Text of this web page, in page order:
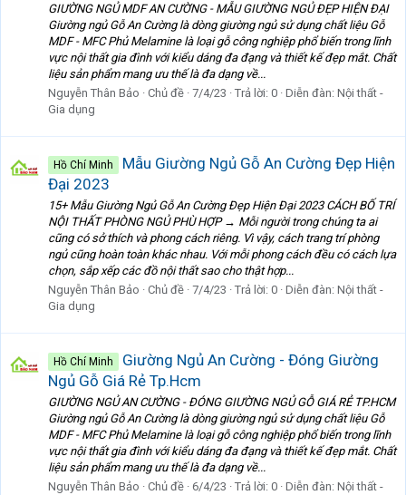
GIƯỜNG NGỦ MDF AN CƯỜNG - MẪU GIƯỜNG NGỦ ĐẸP HIỆN ĐẠI
Giường ngủ Gỗ An Cường là dòng giường ngủ sử dụng chất liệu Gỗ
MDF - MFC Phủ Melamine là loại gỗ công nghiệp phổ biến trong lĩnh
vực nội thất gia đình với kiểu dáng đa đạng và thiết kế đẹp mắt. Chất
liệu sản phẩm mang ưu thế là đa dạng về...
Nguyễn Thân Bảo
Chủ đề 7/4/23 Trả lời: 0 Diễn đàn: Nội thất -
Gia dụng
Hồ Chí Minh
Mẫu Giường Ngủ Gỗ An Cường Đẹp Hiện
Đại 2023
15+ Mẫu Giường Ngủ Gỗ An Cường Đẹp Hiện Đại 2023 CÁCH BỐ TRÍ
NỘI THẤT PHÒNG NGỦ PHÙ HỢP → Mỗi người trong chúng ta ai
cũng có sở thích và phong cách riêng. Vì vậy, cách trang trí phòng
ngủ cũng hoàn toàn khác nhau. Với mỗi phong cách đều có cách lựa
chọn, sắp xếp các đồ nội thất sao cho thật hợp...
Nguyễn Thân Bảo
Chủ đề 7/4/23 Trả lời: 0 Diễn đàn: Nội thất -
Gia dụng
Hồ Chí Minh
Giường Ngủ An Cường - Đóng Giường
Ngủ Gỗ Giá Rẻ Tp.Hcm
GIƯỜNG NGỦ AN CƯỜNG - ĐÓNG GIƯỜNG NGỦ GỖ GIÁ RẺ TP.HCM
Giường ngủ Gỗ An Cường là dòng giường ngủ sử dụng chất liệu Gỗ
MDF - MFC Phủ Melamine là loại gỗ công nghiệp phổ biến trong lĩnh
vực nội thất gia đình với kiểu dáng đa đạng và thiết kế đẹp mắt. Chất
liệu sản phẩm mang ưu thế là đa dạng về...
Nguyễn Thân Bảo
Chủ đề 6/4/23 Trả lời: 0 Diễn đàn: Nội thất -